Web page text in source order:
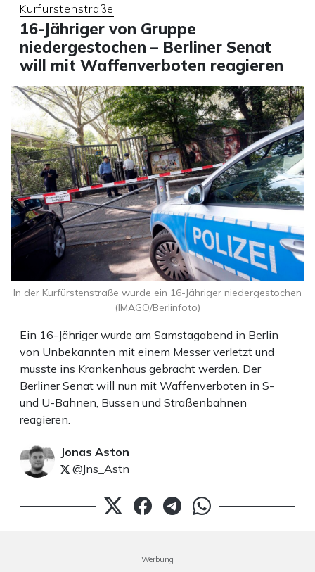
Kurfürstenstraße
16-Jähriger von Gruppe
niedergestochen – Berliner Senat
will mit Waffenverboten reagieren
Ein 16-Jähriger wurde am Samstagabend in Berlin
von Unbekannten mit einem Messer verletzt und
musste ins Krankenhaus gebracht werden. Der
Berliner Senat will nun mit Waffenverboten in S-
und U-Bahnen, Bussen und Straßenbahnen
reagieren.
Jonas Aston
@Jns_Astn
In der Kurfürstenstraße wurde ein 16-Jähriger niedergestochen
(IMAGO/Berlinfoto)
Werbung